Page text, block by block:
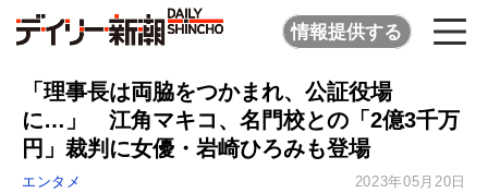
情報提供する
「理事長は両脇をつかまれ、公証役場
に…」 江角マキコ、名門校との「2億3千万
円」裁判に女優・岩崎ひろみも登場
エンタメ 2023年05月20日